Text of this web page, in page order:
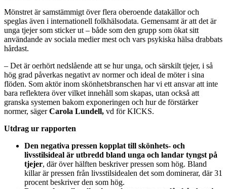
Mönstret är samstämmigt över flera oberoende datakällor och
speglas även i internationell folkhälsodata. Gemensamt är att det är
unga tjejer som sticker ut – både som den grupp som ökat sitt
användande av sociala medier mest och vars psykiska hälsa drabbats
hårdast.
– Det är oerhört nedslående att se hur unga, och särskilt tjejer, i så
hög grad påverkas negativt av normer och ideal de möter i sina
flöden. Som aktör inom skönhetsbranschen har vi ett ansvar att inte
bara reflektera över vilket innehåll som skapas, utan också att
granska systemen bakom exponeringen och hur de förstärker
normer, sägerCarola Lundell, vd för KICKS.
Utdrag ur rapporten
Den negativa pressen kopplat till skönhets- och
livsstilsideal är utbredd bland unga och landar tyngst på
tjejer, där över hälften beskriver pressen som hög. Bland
killar är pressen från livsstilsidealen det som dominerar, där 31
procent beskriver den som hög.